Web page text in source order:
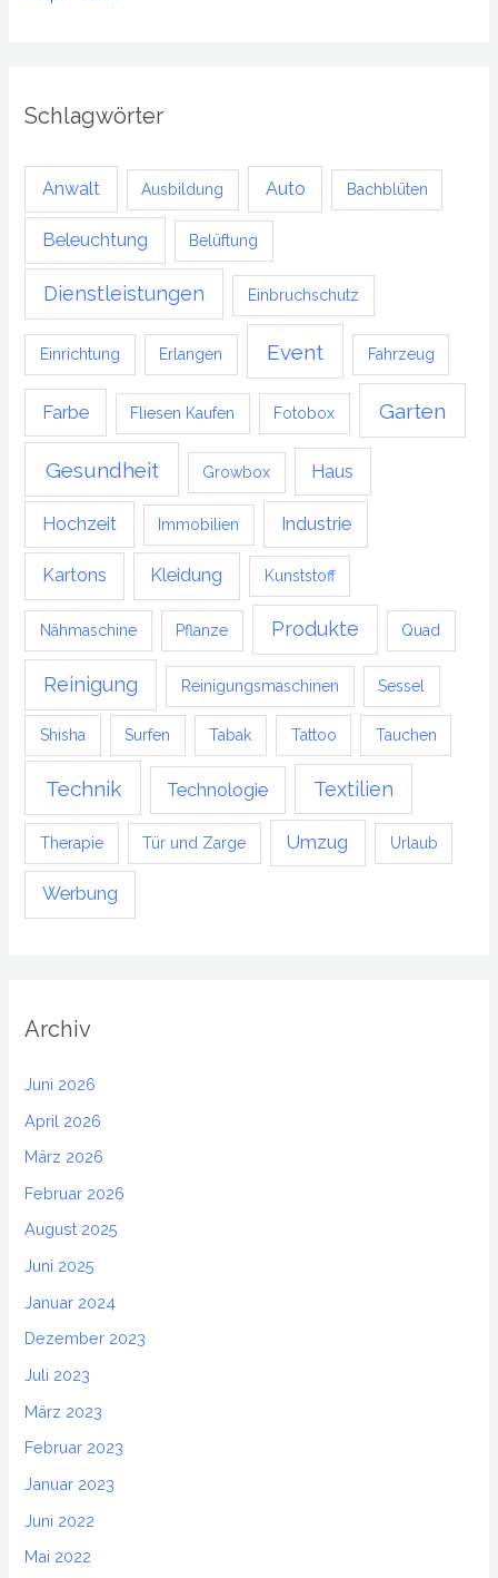
Schlagwörter
Anwalt Ausbildung Auto Bachblüten
Beleuchtung Belüftung
Dienstleistungen Einbruchschutz
Einrichtung Erlangen Event Fahrzeug
Farbe Fliesen Kaufen Fotobox Garten
Gesundheit Growbox Haus
Hochzeit Immobilien Industrie
Kartons Kleidung Kunststoff
Nähmaschine Pflanze Produkte Quad
Reinigung Reinigungsmaschinen Sessel
Shisha Surfen Tabak Tattoo Tauchen
Technik Technologie Textilien
Therapie Tür und Zarge Umzug Urlaub
Werbung
Archiv
Juni 2026
April 2026
März 2026
Februar 2026
August 2025
Juni 2025
Januar 2024
Dezember 2023
Juli 2023
März 2023
Februar 2023
Januar 2023
Juni 2022
Mai 2022